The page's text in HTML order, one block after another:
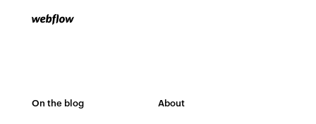
On the blog About